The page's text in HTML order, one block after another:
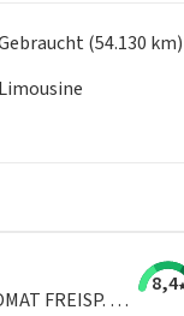
(54.130 km)
Up! move1.0 KAMERA PDC TEMPOMAT FREISP. KLIMA
8,4